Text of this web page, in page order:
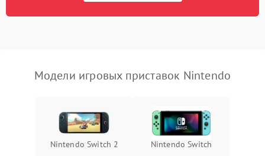
Модели игровых приставок Nintendo
Nintendo Switch 2 Nintendo Switch